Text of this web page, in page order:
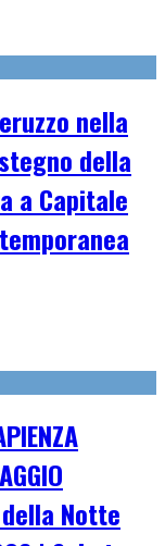
nella
della
a Capitale
della Notte